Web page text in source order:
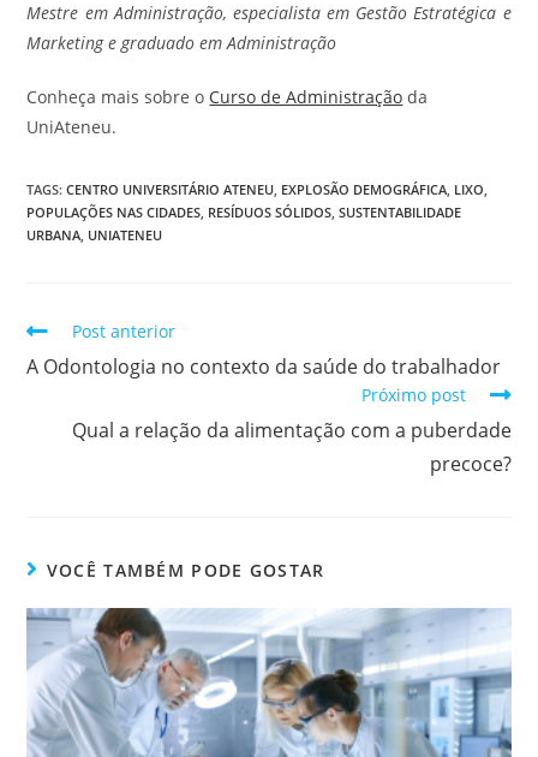
Mestre em Administração, especialista em Gestão Estratégica e
Marketing e graduado em Administração
Conheça mais sobre o Curso de Administração da
UniAteneu.
TAGS:CENTRO UNIVERSITÁRIO ATENEU, EXPLOSÃO DEMOGRÁFICA, LIXO,
POPULAÇÕES NAS CIDADES, RESÍDUOS SÓLIDOS, SUSTENTABILIDADE
URBANA, UNIATENEU
Post anterior
A Odontologia no contexto da saúde do trabalhador
Próximo post
Qual a relação da alimentação com a puberdade
precoce?
VOCÊ TAMBÉM PODE GOSTAR